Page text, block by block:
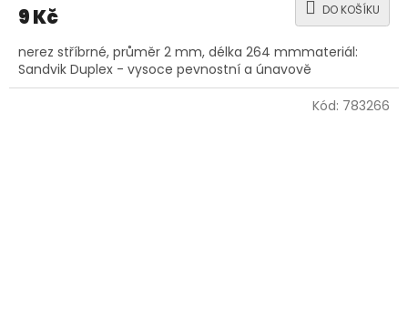
9 Kč DO KOŠÍKU
nerez stříbrné, průměr 2 mm, délka 264 mmmateriál:
Sandvik Duplex - vysoce pevnostní a únavově
Kód: 783266